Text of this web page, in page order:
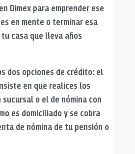
Dimex para emprender ese
en mente o terminar esa
casa que lleva años
dos opciones de crédito: el
en que realices los
o el de nómina con
es domiciliado y se cobra
de nómina de tu pensión o